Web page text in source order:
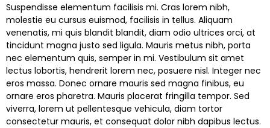
Suspendisse elementum facilisis mi. Cras lorem nibh,
molestie eu cursus euismod, facilisis in tellus. Aliquam
venenatis, mi quis blandit blandit, diam odio ultrices orci, at
tincidunt magna justo sed ligula. Mauris metus nibh, porta
nec elementum quis, semper in mi. Vestibulum sit amet
lectus lobortis, hendrerit lorem nec, posuere nisl. Integer nec
eros massa. Donec ornare mauris sed magna finibus, eu
ornare eros pharetra. Mauris placerat fringilla tempor. Sed
viverra, lorem ut pellentesque vehicula, diam tortor
consectetur mauris, et consequat dolor nibh dapibus lectus.